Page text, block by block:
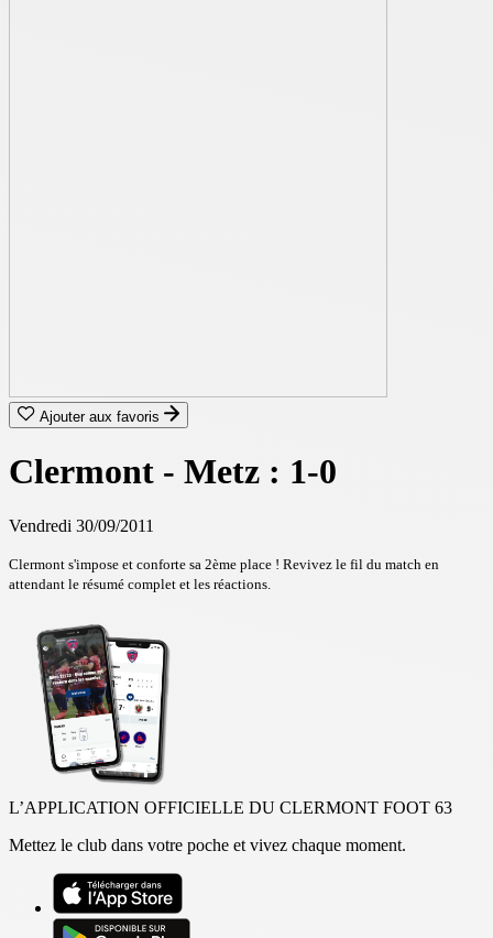
Ajouter aux favoris
Clermont - Metz : 1-0
Vendredi 30/09/2011
Clermont s'impose et conforte sa 2ème place ! Revivez le fil du match en
attendant le résumé complet et les réactions.
L’APPLICATION OFFICIELLE DU CLERMONT FOOT 63
Mettez le club dans votre poche et vivez chaque moment.